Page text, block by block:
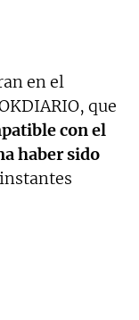
en el
que
con el
haber sido
instantes